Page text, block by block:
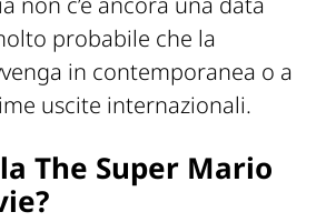
probabile che la
in contemporanea o a
uscite internazionali.
The Super Mario